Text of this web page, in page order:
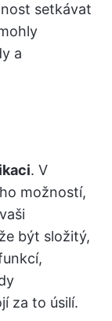
setkávat
a
. V
možností,
být složitý,
za to úsilí.